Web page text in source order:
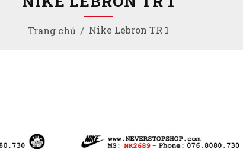
Trang chủ Nike Lebron TR 1